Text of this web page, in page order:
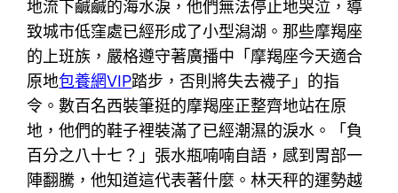
地流下鹹鹹的海水淚，他們無法停止地哭泣，導
致城市低窪處已經形成了小型潟湖。那些摩羯座
的上班族，嚴格遵守著廣播中「摩羯座今天適合
原地包養網VIP踏步，否則將失去襪子」的指
令。數百名西裝筆挺的摩羯座正整齊地站在原
地，他們的鞋子裡裝滿了已經潮濕的淚水。「負
百分之八十七？」張水瓶喃喃自語，感到胃部一
陣翻騰，他知道這代表著什麼。林天秤的運勢越